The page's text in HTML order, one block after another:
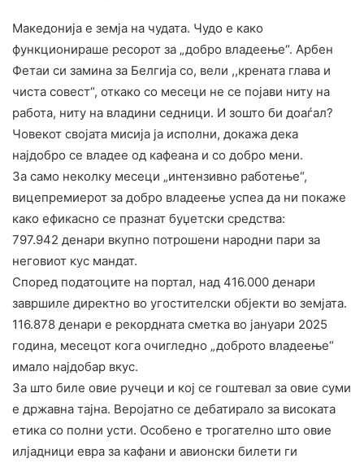
Македонија е земја на чудата. Чудо е како
функционираше ресорот за „добро владеење“. Арбен
Фетаи си замина за Белгија со, вели ,,крената глава и
чиста совест“, откако со месеци не се појави ниту на
работа, ниту на владини седници. И зошто би доаѓал?
Човекот својата мисија ја исполни, докажа дека
најдобро се владее од кафеана и со добро мени.
За само неколку месеци „интензивно работење“,
вицепремиерот за добро владеење успеа да ни покаже
како ефикасно се празнат буџетски средства:
797.942 денари вкупно потрошени народни пари за
неговиот кус мандат.
Според податоците на портал, над 416.000 денари
завршиле директно во угостителски објекти во земјата.
116.878 денари е рекордната сметка во јануари 2025
година, месецот кога очигледно „доброто владеење“
имало најдобар вкус.
За што биле овие ручеци и кој се гоштевал за овие суми
е државна тајна. Веројатно се дебатирало за високата
етика со полни усти. Особено е трогателно што овие
илјадници евра за кафани и авионски билети ги